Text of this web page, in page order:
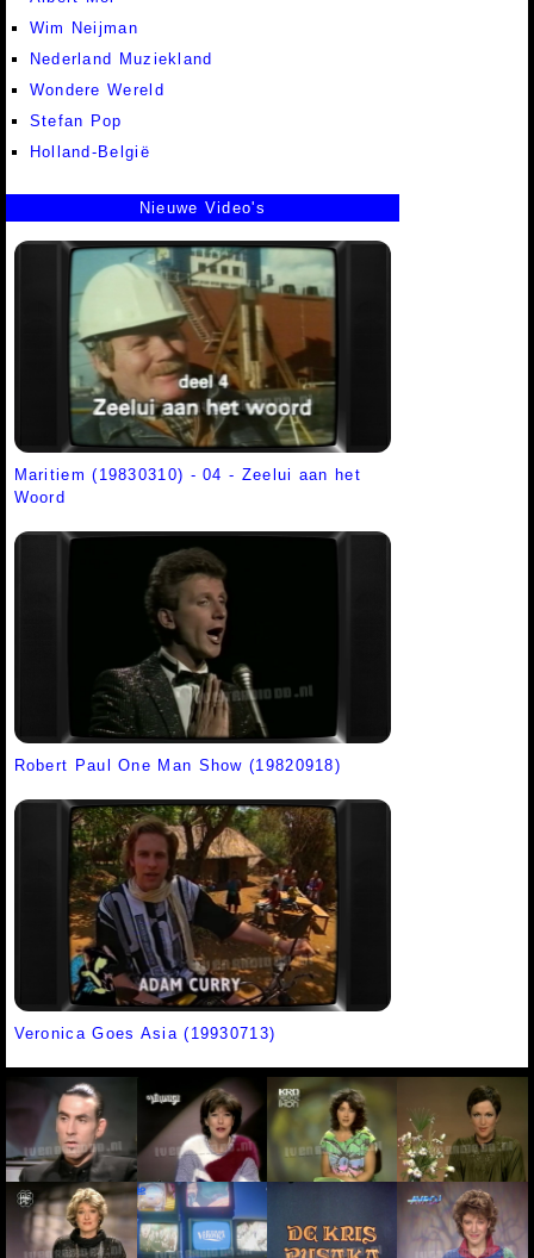
Wim Neijman
Nederland Muziekland
Wondere Wereld
Stefan Pop
Holland-België
Nieuwe Video's
Maritiem (19830310) - 04 - Zeelui aan het
Woord
Robert Paul One Man Show (19820918)
Veronica Goes Asia (19930713)